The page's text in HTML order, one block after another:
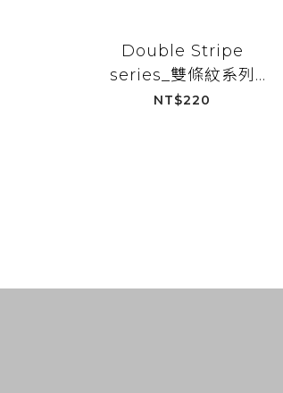
Double Stripe
series_雙條紋系列
_GN_BF25023
NT$220